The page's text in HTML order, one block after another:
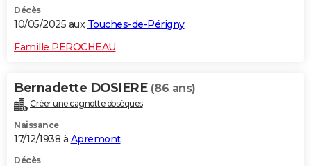
Décès
10/05/2025 aux Touches-de-Périgny
Famille PEROCHEAU
Bernadette DOSIERE (86 ans)
Créer une cagnotte obsèques
Naissance
17/12/1938 à Apremont
Décès